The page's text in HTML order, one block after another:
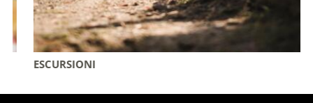
ESCURSIONI